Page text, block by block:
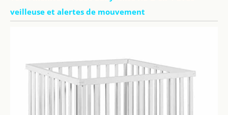
veilleuse et alertes de mouvement